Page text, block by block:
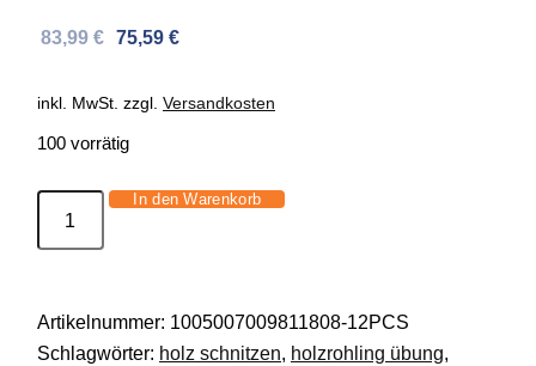
Ursprünglicher
war:
83,99 € Aktueller
ist:
75,59 €
inkl. MwSt. zzgl. Versandkosten
100 vorrätig
Holzschnitzwerkzeug
mit
Stechbeitel
In den Warenkorb
Artikelnummer: 1005007009811808-12PCS
Schlagwörter: holz schnitzen, holzrohling übung,